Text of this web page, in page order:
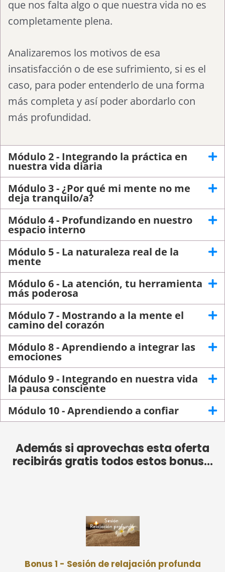
que nos falta algo o que nuestra vida no es
completamente plena.
Analizaremos los motivos de esa
insatisfacción o de ese sufrimiento, si es el
caso, para poder entenderlo de una forma
más completa y así poder abordarlo con
más profundidad.
Módulo 2 - Integrando la práctica en
nuestra vida diaria
Módulo 3 - ¿Por qué mi mente no me
deja tranquilo/a?
Módulo 4 - Profundizando en nuestro
espacio interno
Módulo 5 - La naturaleza real de la
mente
Módulo 6 - La atención, tu herramienta
más poderosa
Módulo 7 - Mostrando a la mente el
camino del corazón
Módulo 8 - Aprendiendo a integrar las
emociones
Módulo 9 - Integrando en nuestra vida
la pausa consciente
Módulo 10 - Aprendiendo a confiar
Además si aprovechas esta oferta
recibirás gratis todos estos bonus...
Bonus 1 - Sesión de relajación profunda